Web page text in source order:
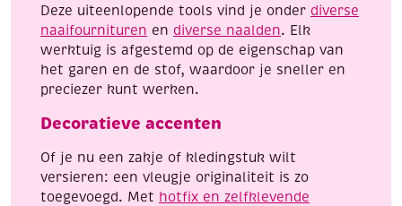
Deze uiteenlopende tools vind je onder diverse
naaifournituren en diverse naalden. Elk
werktuig is afgestemd op de eigenschap van
het garen en de stof, waardoor je sneller en
preciezer kunt werken.
Decoratieve accenten
Of je nu een zakje of kledingstuk wilt
versieren: een vleugje originaliteit is zo
toegevoegd. Met hotfix en zelfklevende